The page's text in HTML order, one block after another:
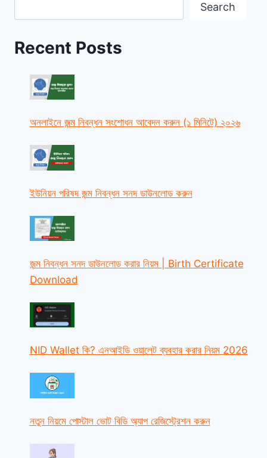
Search
Recent Posts
অনলাইনে জন্ম নিবন্ধন সংশোধন আবেদন করুন (১ মিনিটে) ২০২৬
ইউনিয়ন পরিষদ জন্ম নিবন্ধন সনদ ডাউনলোড করুন
জন্ম নিবন্ধন সনদ ডাউনলোড করার নিয়ম | Birth Certificate
Download
NID Wallet কি? এনআইডি ওয়ালেট ব্যবহার করার নিয়ম 2026
নতুন নিয়মে পোস্টাল ভোট বিডি অ্যাপ রেজিস্ট্রেশন করুন